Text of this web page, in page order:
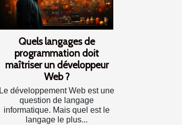
Quels langages de
programmation doit
maîtriser un développeur
Web ?
Le développement Web est une
question de langage
informatique. Mais quel est le
langage le plus...